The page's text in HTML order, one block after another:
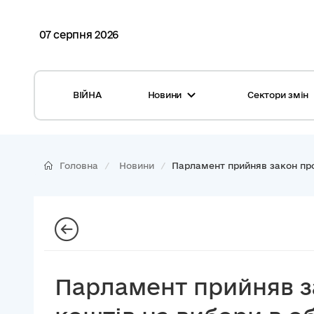
07 серпня 2026
ВІЙНА Новини
Глосарій
Репортажі з громад
Сектори змін
Медицина
Безпека
Головна Новини Парламент прийняв закон
Парламент прийняв